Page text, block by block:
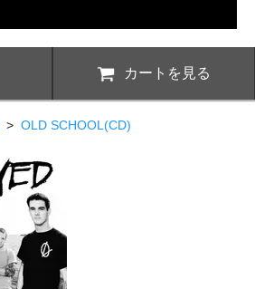
カートを見る
> OLD SCHOOL(CD)